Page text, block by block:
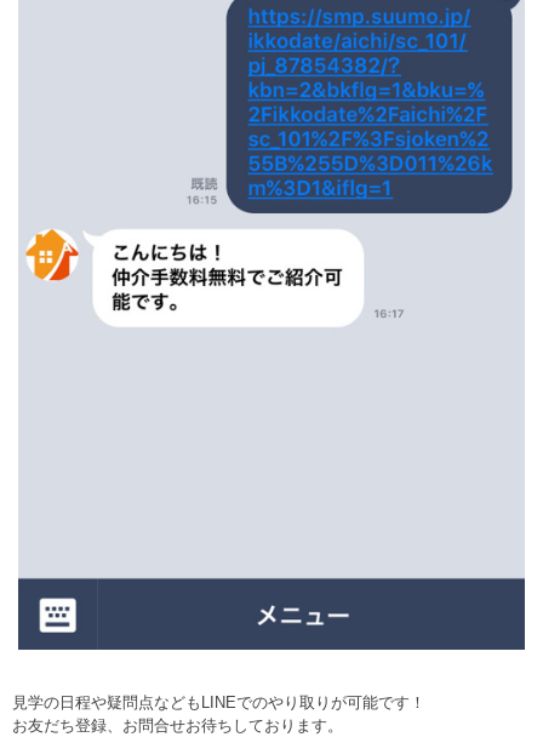
見学の日程や疑問点などもLINEでのやり取りが可能です！
お友だち登録、お問合せお待ちしております。